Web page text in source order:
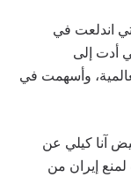
اندلعت في
أدت إلى
وأسهمت في
آنا كيلي عن
إيران من